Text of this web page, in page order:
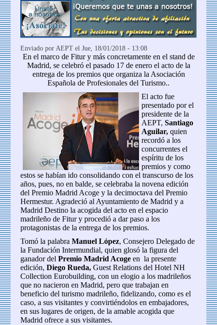
Enviado porAEPT el Jue, 18/01/2018 - 13:08
En el marco de Fitur y más concretamente en el stand de
Madrid, se celebró el pasado 17 de enero el acto de la
entrega de los premios que organiza la Asociación
Española de Profesionales del Turismo..
El acto fue
presentado por el
presidente de la
AEPT,Santiago
Aguilar, quien
recordó a los
concurrentes el
espíritu de los
premios y como
estos se habían ido consolidando con el transcurso de los
años, pues, no en balde, se celebraba la novena edición
del Premio Madrid Acoge y la decimoctava del Premio
Hermestur. Agradeció al Ayuntamiento de Madrid y a
Madrid Destino la acogida del acto en el espacio
madrileño de Fitur y procedió a dar paso a los
protagonistas de la entrega de los premios.
Tomó la palabraManuel López, Consejero Delegado de
la Fundación Intermundial, quien glosó la figura del
ganador delPremio Madrid Acoge en la presente
edición,Diego Rueda, Guest Relations del Hotel NH
Collection Eurobuilding, con un elogio a los madrileños
que no nacieron en Madrid, pero que trabajan en
beneficio del turismo madrileño, fidelizando, como es el
caso, a sus visitantes y convirtiéndolos en embajadores,
en sus lugares de origen, de la amable acogida que
Madrid ofrece a sus visitantes.